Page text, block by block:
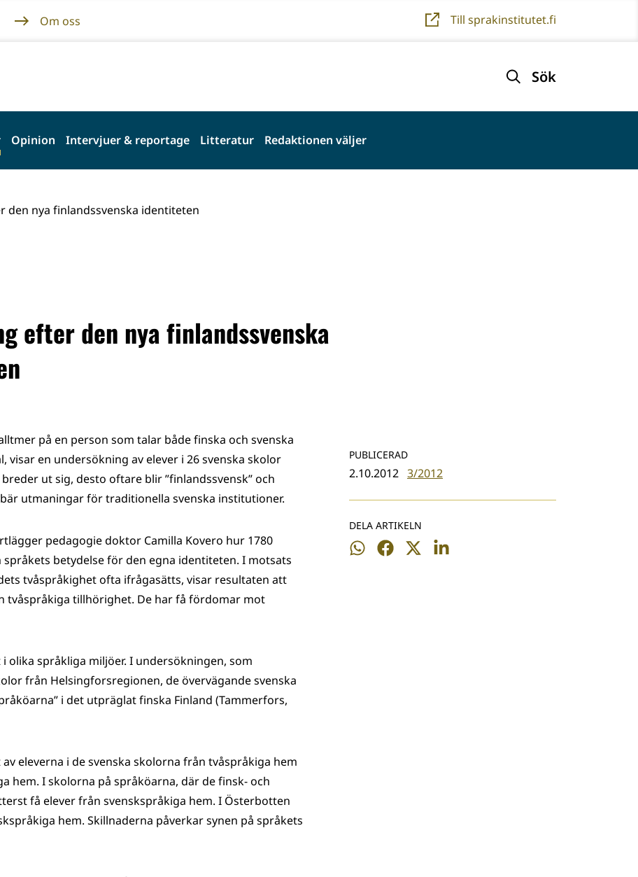
Om oss Till sprakinstitutet.fi
Sök
Opinion Intervjuer & reportage Litteratur Redaktionen väljer
den nya finlandssvenska identiteten
efter den nya finlandssvenska
PUBLICERAD
2.10.2012 3/2012
DELA ARTIKELN
Dela
Dela
Dela
Dela
på en person som talar både finska och svenska
en undersökning av elever i 26 svenska skolor
ut sig, desto oftare blir ”finlandssvensk” och
utmaningar för traditionella svenska institutioner.
pedagogie doktor Camilla Kovero hur 1780
betydelse för den egna identiteten. I motsats
tvåspråkighet ofta ifrågasätts, visar resultaten att
tvåspråkiga tillhörighet. De har få fördomar mot
olika språkliga miljöer. I undersökningen, som
från Helsingforsregionen, de övervägande svenska
i det utpräglat finska Finland (Tammerfors,
eleverna i de svenska skolorna från tvåspråkiga hem
hem. I skolorna på språköarna, där de finsk- och
få elever från svenskspråkiga hem. I Österbotten
hem. Skillnaderna påverkar synen på språkets